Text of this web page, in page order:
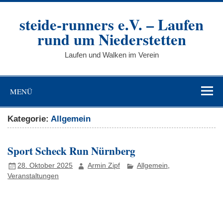
Zum
steide-runners e.V. – Laufen
rund um Niederstetten
Laufen und Walken im Verein
MENÜ
Kategorie:Allgemein
Sport Scheck Run Nürnberg
28. Oktober 2025 Armin Zipf Allgemein,
Veranstaltungen